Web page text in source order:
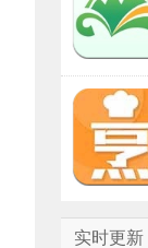
实时更新